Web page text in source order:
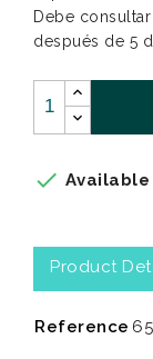
Debe
después de 5
 Available
Product
Reference